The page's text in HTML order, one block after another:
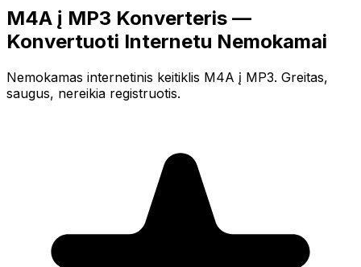
M4A į MP3 Konverteris —
Konvertuoti Internetu Nemokamai
Nemokamas internetinis keitiklis M4A į MP3. Greitas,
saugus, nereikia registruotis.